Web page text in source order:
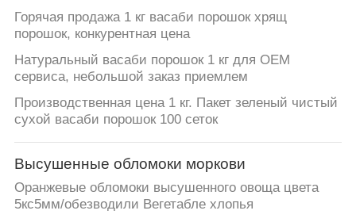
Горячая продажа 1 кг васаби порошок хрящ
порошок, конкурентная цена
Натуральный васаби порошок 1 кг для OEM
сервиса, небольшой заказ приемлем
Производственная цена 1 кг. Пакет зеленый чистый
сухой васаби порошок 100 сеток
Высушенные обломоки моркови
Оранжевые обломоки высушенного овоща цвета
5кс5мм/обезводили Вегетабле хлопья